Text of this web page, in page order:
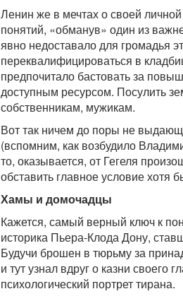
Ленин же в мечтах о своей
понятий, «обманув» один из
явно недоставало для громадья
переквалифицироваться в
предпочитало бастовать за
доступным ресурсом. Посулить
собственникам, мужикам.
Вот так ничем до поры не
(вспомним, как возбудило
то, оказывается, от Гегеля
обставить главное условие
Хамы и домочадцы
Кажется, самый верный ключ к
историка Пьера-Клода Дону,
Будучи брошен в тюрьму за
и тут узнал вдруг о казни
психологический портрет тирана.